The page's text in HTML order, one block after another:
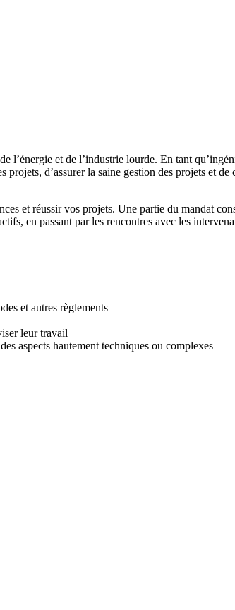
l’énergie et de l’industrie lourde. En tant
d’assurer la saine gestion des projets et de
et réussir vos projets. Une partie du mandat
en passant par les rencontres avec les
et autres règlements
leur travail
aspects hautement techniques ou complexes